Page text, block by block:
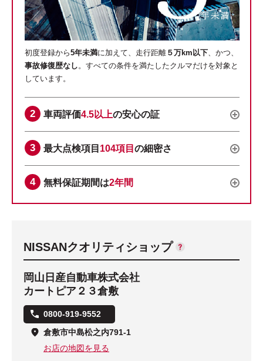
初度登録から5年未満に加えて、走行距離 ５万km以下、かつ、
事故修復歴なし。すべての条件を満たしたクルマだけを対象と
しています。
車両評価4.5以上の安心の証
最大点検項目 104項目 の細密さ
無料保証期間は2年間
NISSANクオリティショップ
岡山日産自動車株式会社
カートピア２３倉敷
0800-919-9552
倉敷市中島松之内791-1
お店の地図を見る